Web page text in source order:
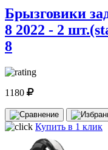
Брызговики
8 2022 - 2
8
1180
Купить в 1 клик